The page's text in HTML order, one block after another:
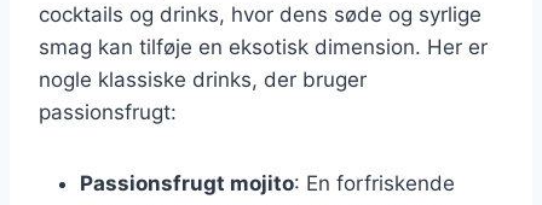
cocktails og drinks, hvor dens søde og syrlige
smag kan tilføje en eksotisk dimension. Her er
nogle klassiske drinks, der bruger
passionsfrugt:
Passionsfrugt mojito: En forfriskende